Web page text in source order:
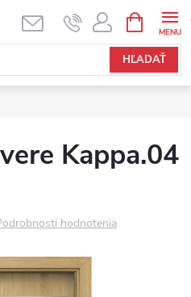
HĽADAŤ
Kappa.04
hodnotenia